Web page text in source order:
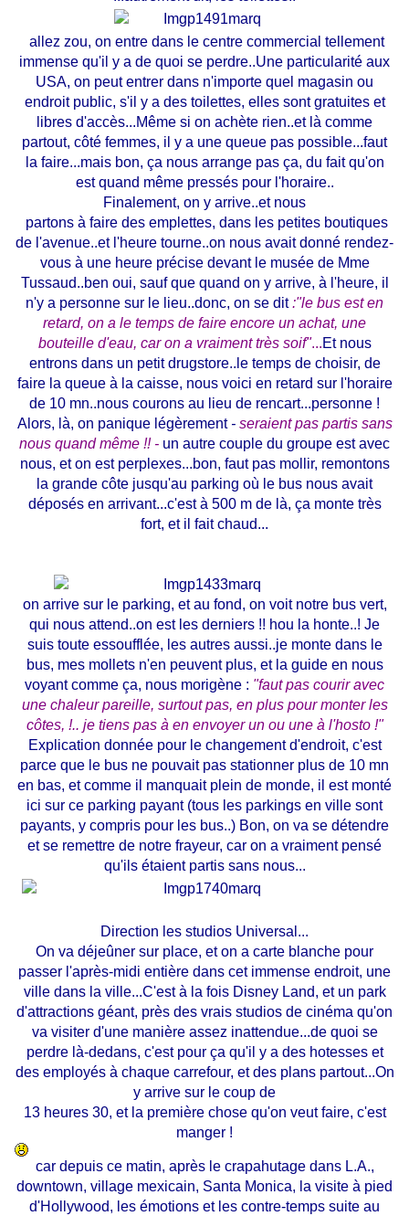
allez zou, on entre dans le centre commercial tellement
immense qu'il y a de quoi se perdre..Une particularité aux
USA, on peut entrer dans n'importe quel magasin ou
endroit public, s'il y a des toilettes, elles sont gratuites et
libres d'accès...Même si on achète rien..et là comme
partout, côté femmes, il y a une queue pas possible...faut
la faire...mais bon, ça nous arrange pas ça, du fait qu'on
est quand même pressés pour l'horaire..
Finalement, on y arrive..et nous
partons à faire des emplettes, dans les petites boutiques
de l'avenue..et l'heure tourne..on nous avait donné rendez-
vous à une heure précise devant le musée de Mme
Tussaud..ben oui, sauf que quand on y arrive, à l'heure, il
n'y a personne sur le lieu..donc, on se dit:"le bus est en
retard, on a le temps de faire encore un achat, une
bouteille d'eau, car on a vraiment très soif"...Et nous
entrons dans un petit drugstore..le temps de choisir, de
faire la queue à la caisse, nous voici en retard sur l'horaire
de 10 mn..nous courons au lieu de rencart...personne !
Alors, là, on panique légèrement - seraient pas partis sans
nous quand même !! - un autre couple du groupe est avec
nous, et on est perplexes...bon, faut pas mollir, remontons
la grande côte jusqu'au parking où le bus nous avait
déposés en arrivant...c'est à 500 m de là, ça monte très
fort, et il fait chaud...
on arrive sur le parking, et au fond, on voit notre bus vert,
qui nous attend..on est les derniers !! hou la honte..! Je
suis toute essoufflée, les autres aussi..je monte dans le
bus, mes mollets n'en peuvent plus, et la guide en nous
voyant comme ça, nous morigène : "faut pas courir avec
une chaleur pareille, surtout pas, en plus pour monter les
côtes, !.. je tiens pas à en envoyer un ou une à l'hosto !"
Explication donnée pour le changement d'endroit, c'est
parce que le bus ne pouvait pas stationner plus de 10 mn
en bas, et comme il manquait plein de monde, il est monté
ici sur ce parking payant (tous les parkings en ville sont
payants, y compris pour les bus..) Bon, on va se détendre
et se remettre de notre frayeur, car on a vraiment pensé
qu'ils étaient partis sans nous...
Direction les studios Universal...
On va déjeûner sur place, et on a carte blanche pour
passer l'après-midi entière dans cet immense endroit, une
ville dans la ville...C'est à la fois Disney Land, et un park
d'attractions géant, près des vrais studios de cinéma qu'on
va visiter d'une manière assez inattendue...de quoi se
perdre là-dedans, c'est pour ça qu'il y a des hotesses et
des employés à chaque carrefour, et des plans partout...On
y arrive sur le coup de
13 heures 30, et la première chose qu'on veut faire, c'est
manger !
car depuis ce matin, après le crapahutage dans L.A.,
downtown, village mexicain, Santa Monica, la visite à pied
d'Hollywood, les émotions et les contre-temps suite au